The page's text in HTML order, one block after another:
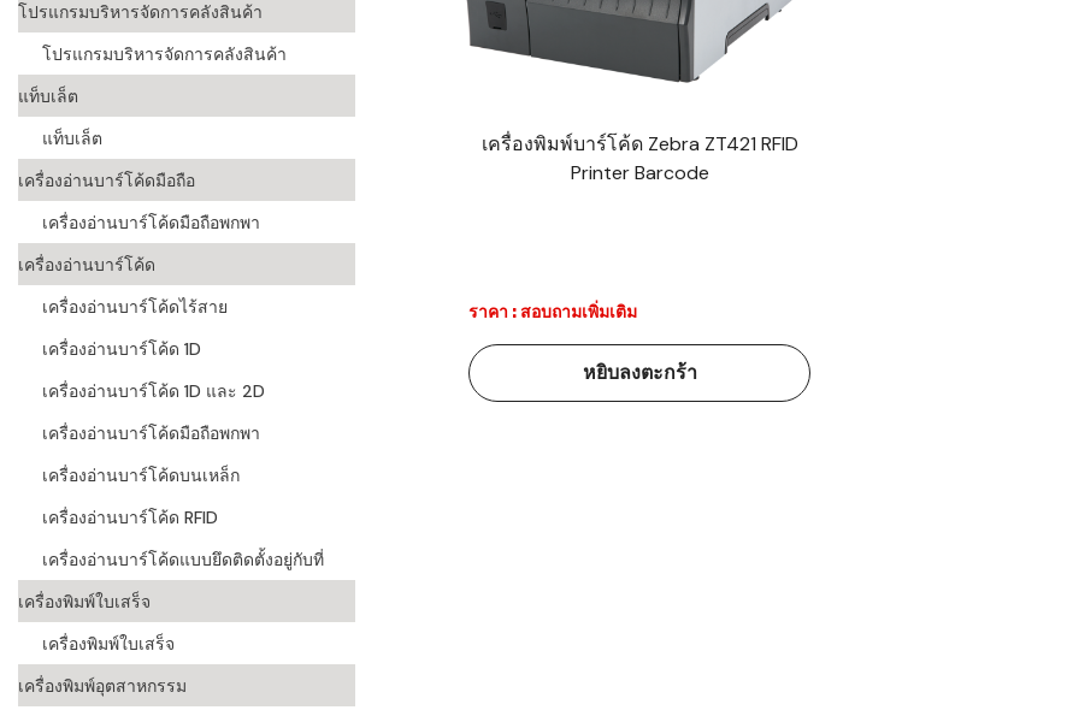
ระบบบาร์โค้ดใน
อุตสาหกรรมยานยนต์
อุตสาหกรรมเสื้อผ้า
ระบบบาร์โค้ดใน
แพทย์
ระบบบาร์โค้ดในด้านการ
โปรแกรมบริหารจัดการคลังสินค้า
โปรแกรมบริหารจัดการคลังสินค้า
แท็บเล็ต
แท็บเล็ต
เครื่องอ่านบาร์โค้ดมือถือ
เครื่องอ่านบาร์โค้ดมือถือพกพา
เครื่องอ่านบาร์โค้ด
เครื่องอ่านบาร์โค้ดไร้สาย
เครื่องอ่านบาร์โค้ด 1D
เครื่องอ่านบาร์โค้ด 1D และ 2D
เครื่องอ่านบาร์โค้ดมือถือพกพา
เครื่องอ่านบาร์โค้ดบนเหล็ก
เครื่องอ่านบาร์โค้ด RFID
เครื่องอ่านบาร์โค้ดแบบยึดติดตั้งอยู่กับที่
เครื่องพิมพ์ใบเสร็จ
เครื่องพิมพ์ใบเสร็จ
เครื่องพิมพ์อุตสาหกรรม
เครื่องพิมพ์บาร์โค้ด Zebra ZT421 RFID
Printer Barcode
ราคา : สอบถามเพิ่มเติม
หยิบลงตะกร้า